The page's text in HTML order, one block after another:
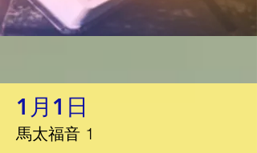
1月1日
馬太福音 1